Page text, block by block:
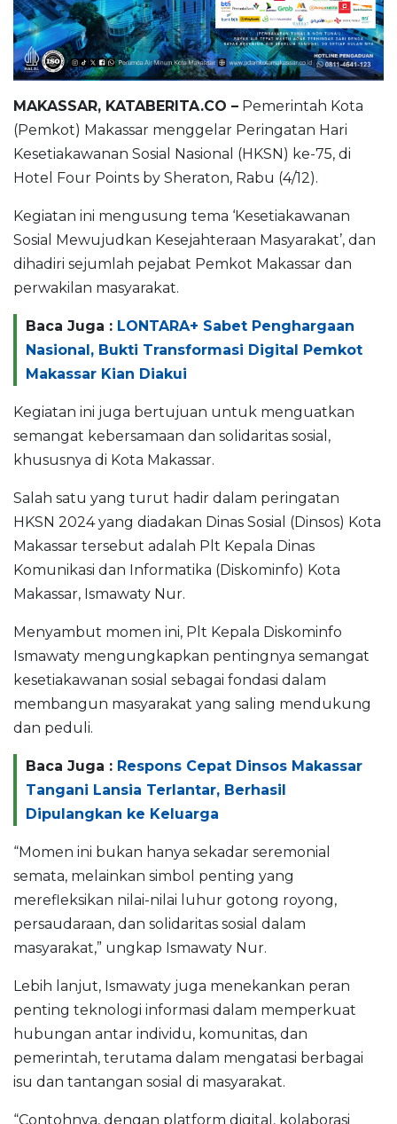
MAKASSAR, KATABERITA.CO – Pemerintah Kota
(Pemkot) Makassar menggelar Peringatan Hari
Kesetiakawanan Sosial Nasional (HKSN) ke-75, di
Hotel Four Points by Sheraton, Rabu (4/12).
Kegiatan ini mengusung tema ‘Kesetiakawanan
Sosial Mewujudkan Kesejahteraan Masyarakat’, dan
dihadiri sejumlah pejabat Pemkot Makassar dan
perwakilan masyarakat.
Baca Juga : LONTARA+ Sabet Penghargaan
Nasional, Bukti Transformasi Digital Pemkot
Makassar Kian Diakui
Kegiatan ini juga bertujuan untuk menguatkan
semangat kebersamaan dan solidaritas sosial,
khususnya di Kota Makassar.
Salah satu yang turut hadir dalam peringatan
HKSN 2024 yang diadakan Dinas Sosial (Dinsos) Kota
Makassar tersebut adalah Plt Kepala Dinas
Komunikasi dan Informatika (Diskominfo) Kota
Makassar, Ismawaty Nur.
Menyambut momen ini, Plt Kepala Diskominfo
Ismawaty mengungkapkan pentingnya semangat
kesetiakawanan sosial sebagai fondasi dalam
membangun masyarakat yang saling mendukung
dan peduli.
Baca Juga : Respons Cepat Dinsos Makassar
Tangani Lansia Terlantar, Berhasil
Dipulangkan ke Keluarga
“Momen ini bukan hanya sekadar seremonial
semata, melainkan simbol penting yang
merefleksikan nilai-nilai luhur gotong royong,
persaudaraan, dan solidaritas sosial dalam
masyarakat,” ungkap Ismawaty Nur.
Lebih lanjut, Ismawaty juga menekankan peran
penting teknologi informasi dalam memperkuat
hubungan antar individu, komunitas, dan
pemerintah, terutama dalam mengatasi berbagai
isu dan tantangan sosial di masyarakat.
“Contohnya, dengan platform digital, kolaborasi